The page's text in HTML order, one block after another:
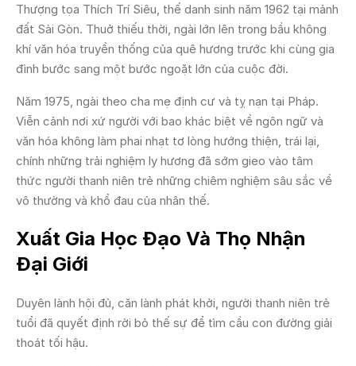
Thượng tọa Thích Trí Siêu, thế danh sinh năm 1962 tại mảnh
đất Sài Gòn. Thuở thiếu thời, ngài lớn lên trong bầu không
khí văn hóa truyền thống của quê hương trước khi cùng gia
đình bước sang một bước ngoặt lớn của cuộc đời.
Năm 1975, ngài theo cha mẹ định cư và tỵ nạn tại Pháp.
Viễn cảnh nơi xứ người với bao khác biệt về ngôn ngữ và
văn hóa không làm phai nhạt tơ lòng hướng thiện, trái lại,
chính những trải nghiệm ly hương đã sớm gieo vào tâm
thức người thanh niên trẻ những chiêm nghiệm sâu sắc về
vô thường và khổ đau của nhân thế.
Xuất Gia Học Đạo Và Thọ Nhận
Đại Giới
Duyên lành hội đủ, căn lành phát khởi, người thanh niên trẻ
tuổi đã quyết định rời bỏ thế sự để tìm cầu con đường giải
thoát tối hậu.